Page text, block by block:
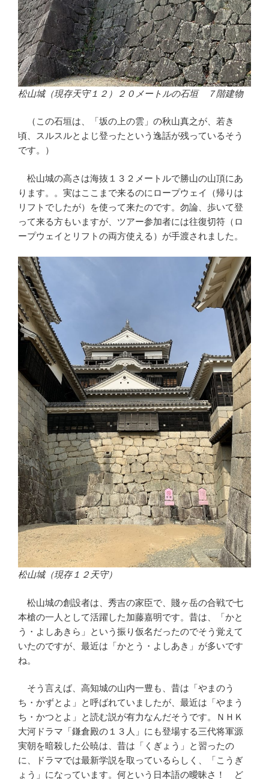
松山城（現存天守１２）２０メートルの石垣 ７階建物
（この石垣は、「坂の上の雲」の秋山真之が、若き
頃、スルスルとよじ登ったという逸話が残っているそう
です。）
松山城の高さは海抜１３２メートルで勝山の山頂にあ
ります。。実はここまで来るのにロープウェイ（帰りは
リフトでしたが）を使って来たのです。勿論、歩いて登
って来る方もいますが、ツアー参加者には往復切符（ロ
ープウェイとリフトの両方使える）が手渡されました。
松山城（現存１２天守）
松山城の創設者は、秀吉の家臣で、賤ヶ岳の合戦で七
本槍の一人として活躍した加藤嘉明です。昔は、「かと
う・よしあきら」という振り仮名だったのでそう覚えて
いたのですが、最近は「かとう・よしあき」が多いです
ね。
そう言えば、高知城の山内一豊も、昔は「やまのう
ち・かずとよ」と呼ばれていましたが、最近は「やまう
ち・かつとよ」と読む説が有力なんだそうです。ＮＨＫ
大河ドラマ「鎌倉殿の１３人」にも登場する三代将軍源
実朝を暗殺した公暁は、昔は「くぎょう」と習ったの
に、ドラマでは最新学説を取っているらしく、「こうぎ
ょう」になっています。何という日本語の曖昧さ！ ど